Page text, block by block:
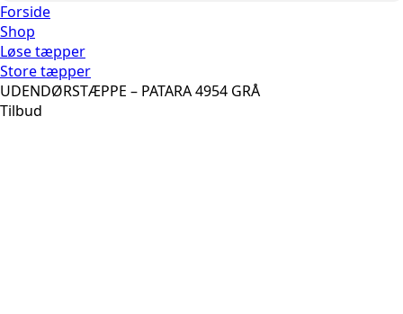
Forside
Shop
Løse tæpper
Store tæpper
UDENDØRSTÆPPE – PATARA 4954 GRÅ
Tilbud